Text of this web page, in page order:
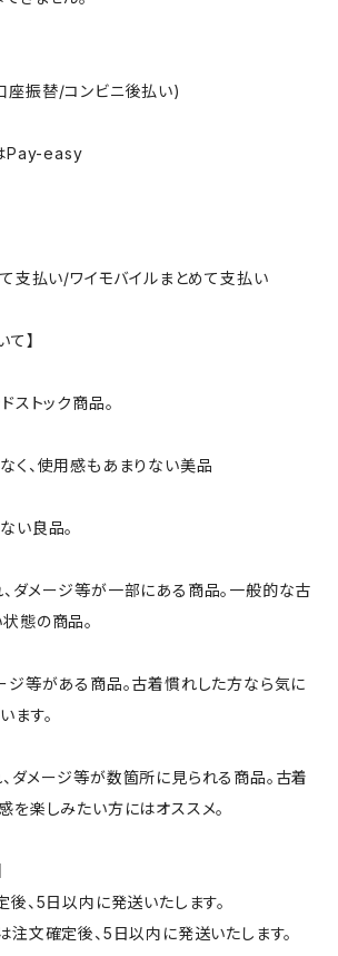
座振替/コンビニ後払い)
Pay-easy
て支払い/ワイモバイルまとめて支払い
て】
ストック商品。
く、使用感もあまりない美品
い良品。
ダメージ等が一部にある商品。一般的な古
態の商品。
ジ等がある商品。古着慣れした方なら気に
ます。
ダメージ等が数箇所に見られる商品。古着
を楽しみたい方にはオススメ。
後、5日以内に発送いたします。
注文確定後、5日以内に発送いたします。